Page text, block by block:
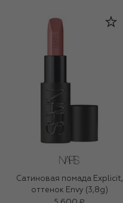
Сатиновая помада Explicit,
оттенок Envy (3,8g)